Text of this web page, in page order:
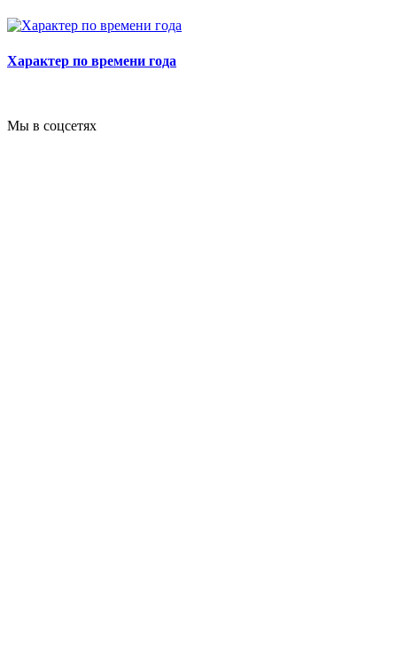
Характер по времени года
Мы в соцсетях